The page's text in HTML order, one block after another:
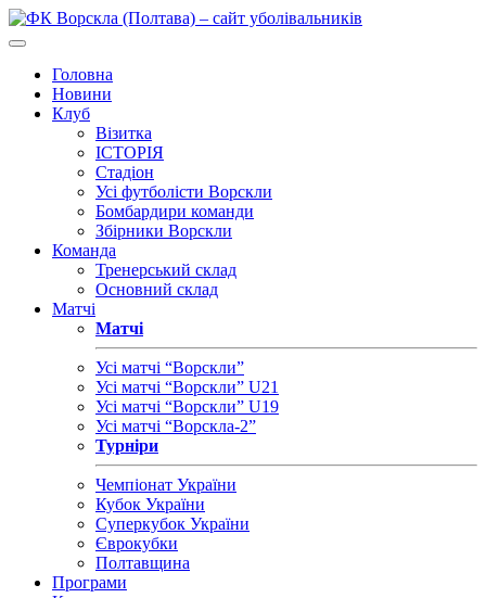
Головна
Новини
Клуб
Візитка
ІСТОРІЯ
Стадіон
Усі футболісти Ворскли
Бомбардири команди
Збірники Ворскли
Команда
Тренерський склад
Основний склад
Матчі
Матчі
Усі матчі “Ворскли”
Усі матчі “Ворскли” U21
Усі матчі “Ворскли” U19
Усі матчі “Ворскла-2”
Турніри
Чемпіонат України
Кубок України
Суперкубок України
Єврокубки
Полтавщина
Програми